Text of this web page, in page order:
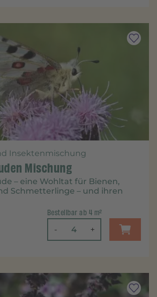
Insektenmischung
Mischung
– eine Wohltat für Bienen,
Schmetterlinge – und ihren
Bestellbar ab 4 m²
- +